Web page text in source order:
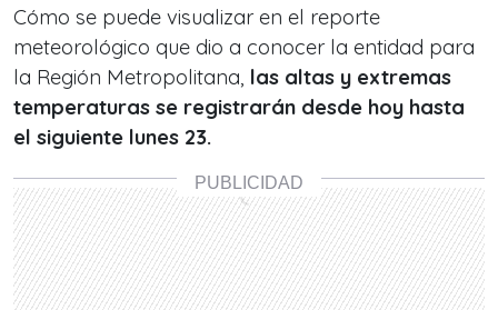
Cómo se puede visualizar en el reporte
meteorológico que dio a conocer la entidad para
la Región Metropolitana, las altas y extremas
temperaturas se registrarán desde hoy hasta
el siguiente lunes 23.